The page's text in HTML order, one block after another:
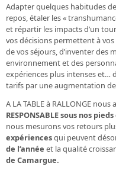
Adapter quelques habitudes
repos, étaler les «
et répartir les impacts d’un
vos décisions permettent à
de vos séjours, d’inventer des
environnement et des
expériences plus intenses et…
tarifs par une augmentation
A LA TABLE à RALLONGE nous
RESPONSABLE sous nos
nous mesurons vos retours
expériencesqui peuvent
de l’année et la qualité
de Camargue.